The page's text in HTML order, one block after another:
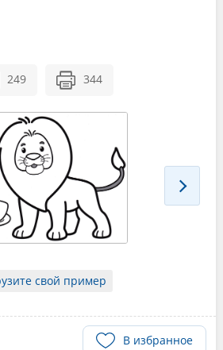
249 344
свой пример
В избранное